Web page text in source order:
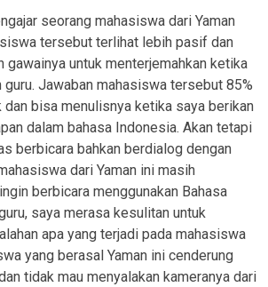
seorang mahasiswa dari Yaman
tersebut terlihat lebih pasif dan
gawainya untuk menterjemahkan ketika
Jawaban mahasiswa tersebut 85%
dan bisa menulisnya ketika saya berikan
dalam bahasa Indonesia. Akan tetapi
berbicara bahkan berdialog dengan
dari Yaman ini masih
berbicara menggunakan Bahasa
saya merasa kesulitan untuk
apa yang terjadi pada mahasiswa
yang berasal Yaman ini cenderung
tidak mau menyalakan kameranya dari